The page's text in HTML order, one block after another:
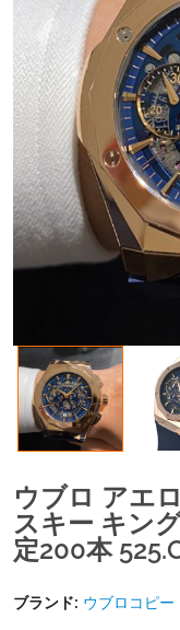
ウブロ アエ
スキー キン
定200本
ブランド: ウブロコピー